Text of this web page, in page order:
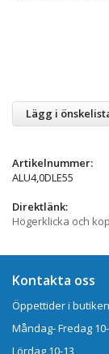
Lägg i
Artikelnummer:
ALU4,0DLE55
Direktlänk:
Högerklicka och
Kontakta oss
Öppettider i butiken
Måndag- Fredag
Lördag 10-13